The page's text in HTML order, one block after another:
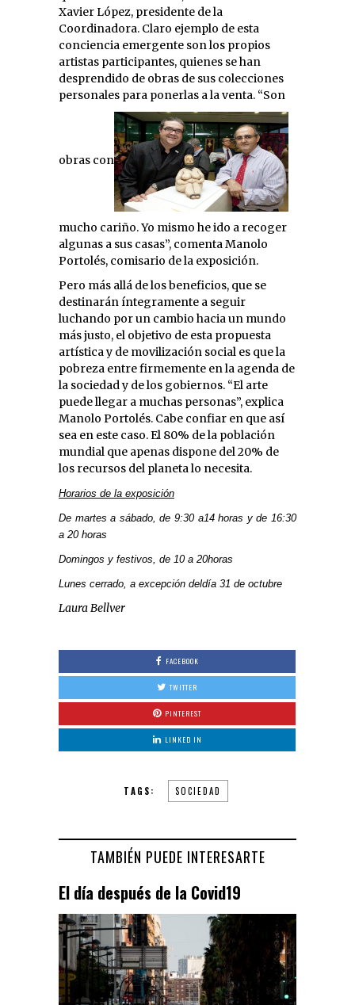
Xavier López, presidente de la
Coordinadora. Claro ejemplo de esta
conciencia emergente son los propios
artistas participantes, quienes se han
desprendido de obras de sus colecciones
personales para ponerlas a la venta. “Son
obras con
mucho cariño. Yo mismo he ido a recoger
algunas a sus casas”, comenta Manolo
Portolés, comisario de la exposición.
Pero más allá de los beneficios, que se
destinarán íntegramente a seguir
luchando por un cambio hacia un mundo
más justo, el objetivo de esta propuesta
artística y de movilización social es que la
pobreza entre firmemente en la agenda de
la sociedad y de los gobiernos. “El arte
puede llegar a muchas personas”, explica
Manolo Portolés. Cabe confiar en que así
sea en este caso. El 80% de la población
mundial que apenas dispone del 20% de
los recursos del planeta lo necesita.
Horarios de la exposición
De martes a sábado, de 9:30 a14 horas y de 16:30
a 20 horas
Domingos y festivos, de 10 a 20horas
Lunes cerrado, a excepción deldía 31 de octubre
Laura Bellver
FACEBOOK
TWITTER
PINTEREST
LINKED IN
TAGS: SOCIEDAD
TAMBIÉN PUEDE INTERESARTE
El día después de la Covid19